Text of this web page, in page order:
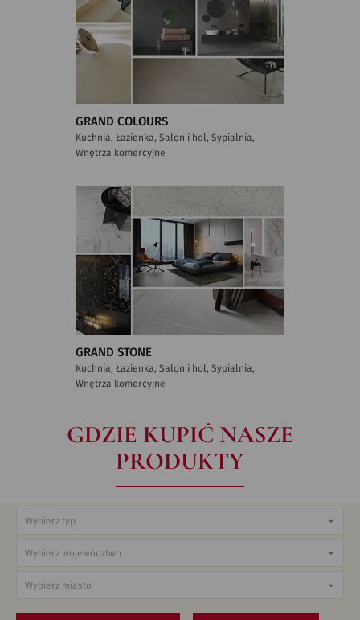
GRAND COLOURS
Kuchnia, Łazienka, Salon i hol, Sypialnia,
Wnętrza komercyjne
GRAND STONE
Kuchnia, Łazienka, Salon i hol, Sypialnia,
Wnętrza komercyjne
GDZIE KUPIĆ NASZE
PRODUKTY